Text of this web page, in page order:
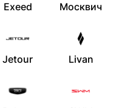
Exeed Москвич
Jetour Livan